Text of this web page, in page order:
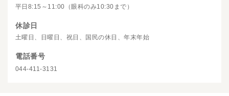
平日8:15～11:00（眼科のみ10:30まで）
休診日
土曜日、日曜日、祝日、国民の休日、年末年始
電話番号
044-411-3131